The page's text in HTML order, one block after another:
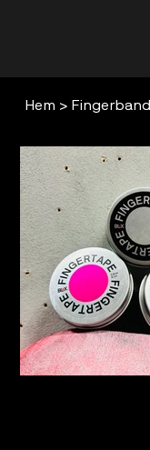
Hem > Fingerband